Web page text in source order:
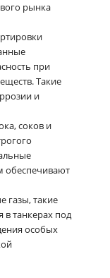
рынка
при
Такие
и
соков и
обеспечивают
газы, такие
в танкерах под
особых